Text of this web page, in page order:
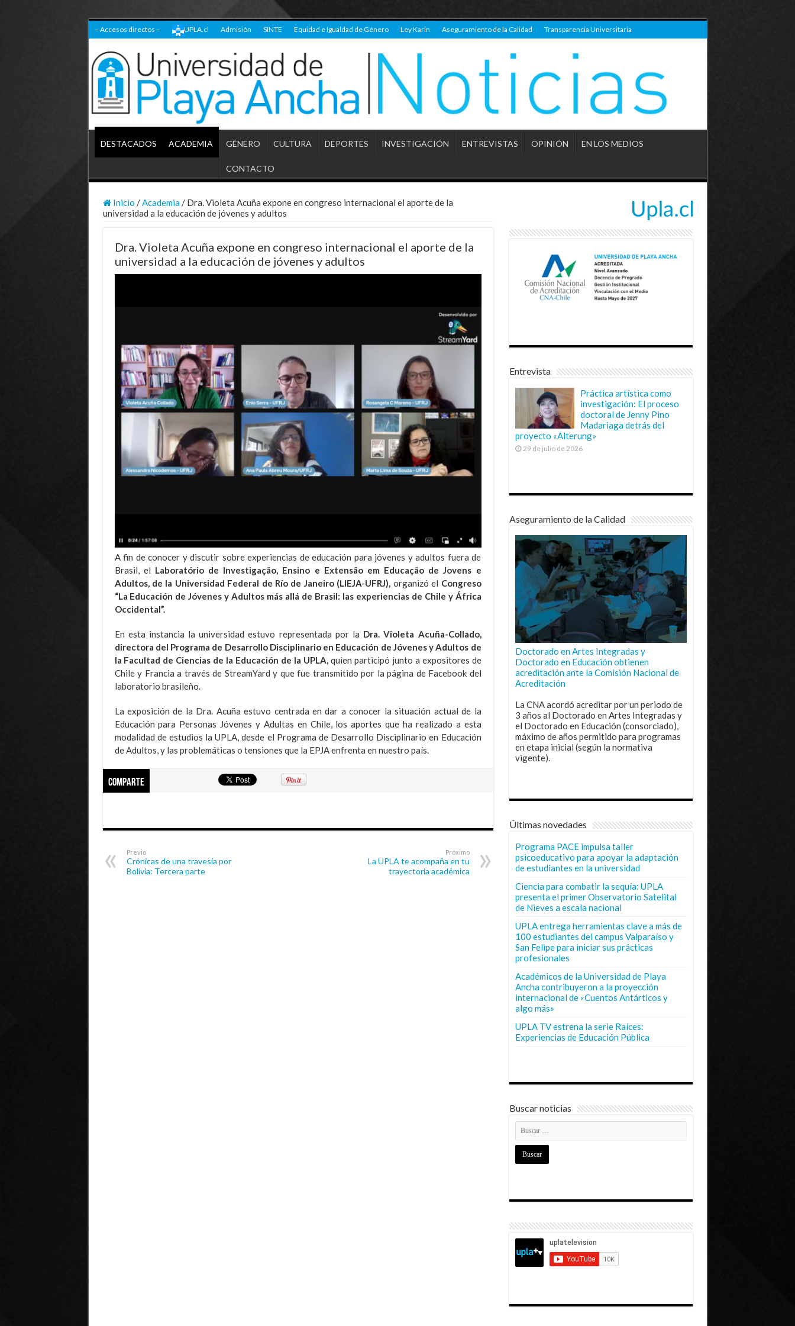
– Accesos directos – UPLA.cl Admisión SINTE Equidad e Igualdad de Género Ley Karin Aseguramiento de la Calidad Transparencia Universitaria
DESTACADOS ACADEMIA GÉNERO CULTURA DEPORTES INVESTIGACIÓN ENTREVISTAS OPINIÓN EN LOS MEDIOS
CONTACTO
Inicio / Academia / Dra. Violeta Acuña expone en congreso internacional el aporte de la
universidad a la educación de jóvenes y adultos
Dra. Violeta Acuña expone en congreso internacional el aporte de la
universidad a la educación de jóvenes y adultos
A fin de conocer y discutir sobre experiencias de educación para jóvenes y adultos fuera de
Brasil, el Laboratório de Investigação, Ensino e Extensão em Educação de Jovens e
Adultos, de la Universidad Federal de Río de Janeiro (LIEJA-UFRJ), organizó el Congreso
“La Educación de Jóvenes y Adultos más allá de Brasil: las experiencias de Chile y África
Occidental”.
En esta instancia la universidad estuvo representada por la Dra. Violeta Acuña-Collado,
directora del Programa de Desarrollo Disciplinario en Educación de Jóvenes y Adultos de
la Facultad de Ciencias de la Educación de la UPLA,quien participó junto a expositores de
Chile y Francia a través de StreamYard y que fue transmitido por la página de Facebook del
laboratorio brasileño.
La exposición de la Dra. Acuña estuvo centrada en dar a conocer la situación actual de la
Educación para Personas Jóvenes y Adultas en Chile, los aportes que ha realizado a esta
modalidad de estudios la UPLA, desde el Programa de Desarrollo Disciplinario en Educación
de Adultos, y las problemáticas o tensiones que la EPJA enfrenta en nuestro país.
Comparte
Previo
Crónicas de una travesía por
Bolivia: Tercera parte
Próximo
La UPLA te acompaña en tu
trayectoria académica
Entrevista
Práctica artística como
investigación: El proceso
doctoral de Jenny Pino
Madariaga detrás del
proyecto «Alterung»
29 de julio de 2026
Aseguramiento de la Calidad
Doctorado en Artes Integradas y
Doctorado en Educación obtienen
acreditación ante la Comisión Nacional de
Acreditación
La CNA acordó acreditar por un periodo de
3 años al Doctorado en Artes Integradas y
el Doctorado en Educación (consorciado),
máximo de años permitido para programas
en etapa inicial (según la normativa
vigente).
Últimas novedades
Programa PACE impulsa taller
psicoeducativo para apoyar la adaptación
de estudiantes en la universidad
Ciencia para combatir la sequía: UPLA
presenta el primer Observatorio Satelital
de Nieves a escala nacional
UPLA entrega herramientas clave a más de
100 estudiantes del campus Valparaíso y
San Felipe para iniciar sus prácticas
profesionales
Académicos de la Universidad de Playa
Ancha contribuyeron a la proyección
internacional de «Cuentos Antárticos y
algo más»
UPLA TV estrena la serie Raíces:
Experiencias de Educación Pública
Buscar noticias